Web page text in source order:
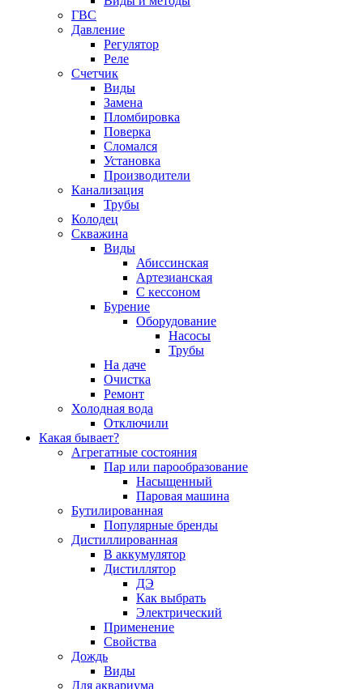
ГВС
Давление
Регулятор
Реле
Счетчик
Виды
Замена
Пломбировка
Поверка
Сломался
Установка
Производители
Канализация
Трубы
Колодец
Скважина
Виды
Абиссинская
Артезианская
С кессоном
Бурение
Оборудование
Насосы
Трубы
На даче
Очистка
Ремонт
Холодная вода
Отключили
Какая бывает?
Агрегатные состояния
Пар или парообразование
Насыщенный
Паровая машина
Бутилированная
Популярные бренды
Дистиллированная
В аккумулятор
Дистиллятор
ДЭ
Как выбрать
Электрический
Применение
Свойства
Дождь
Виды
Для аквариума